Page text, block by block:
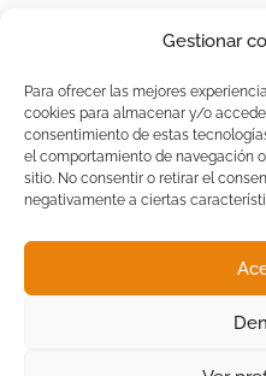
Gestionar
Para ofrecer las mejores
cookies para almacenar y/o
consentimiento de estas
el comportamiento de navegación
sitio. No consentir o retirar el
negativamente a ciertas
Política